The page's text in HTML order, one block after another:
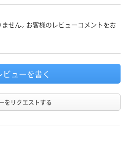
せん。お客様のレビューコメントをお
ビューを書く
をリクエストする